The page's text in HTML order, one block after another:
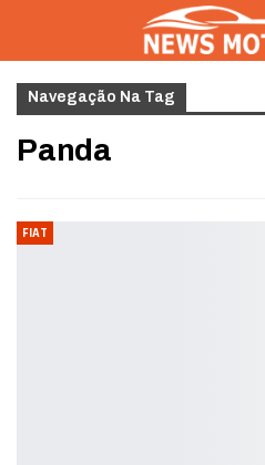
Navegação Na Tag
Panda
FIAT